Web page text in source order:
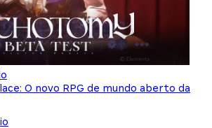
O novo RPG de mundo aberto da